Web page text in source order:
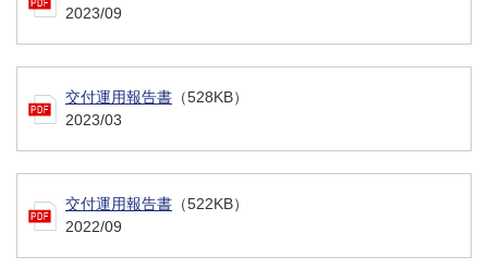
2023/09
交付運用報告書 （528KB）
2023/03
交付運用報告書 （522KB）
2022/09